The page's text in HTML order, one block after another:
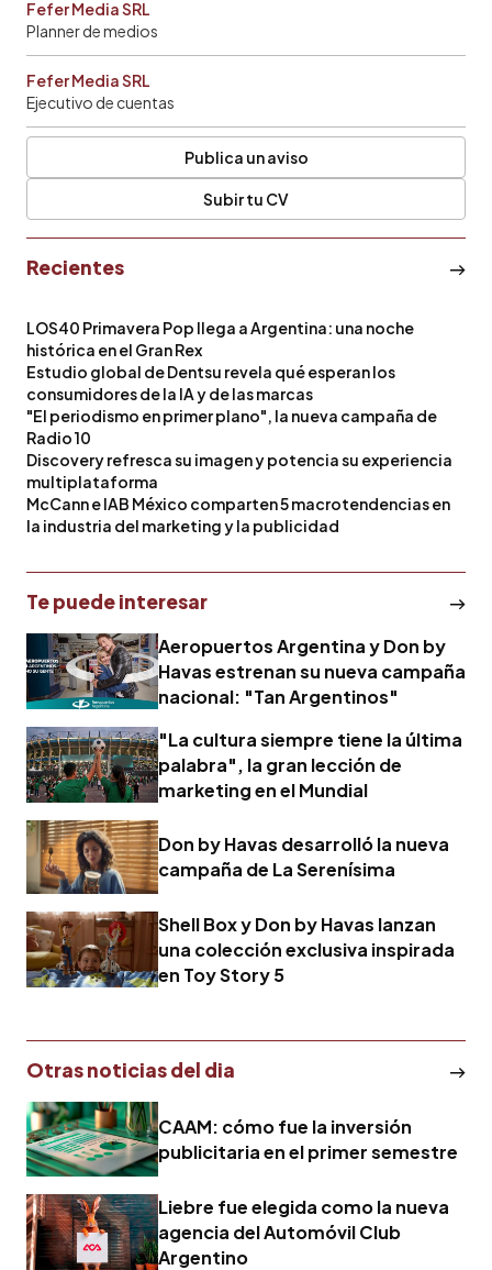
Fefer Media SRL
Planner de medios
Fefer Media SRL
Ejecutivo de cuentas
Publica un aviso
Subir tu CV
Recientes
LOS40 Primavera Pop llega a Argentina: una noche
histórica en el Gran Rex
Estudio global de Dentsu revela qué esperan los
consumidores de la IA y de las marcas
"El periodismo en primer plano", la nueva campaña de
Radio 10
Discovery refresca su imagen y potencia su experiencia
multiplataforma
McCann e IAB México comparten 5 macrotendencias en
la industria del marketing y la publicidad
Te puede interesar
Aeropuertos Argentina y Don by
Havas estrenan su nueva campaña
nacional: "Tan Argentinos"
"La cultura siempre tiene la última
palabra", la gran lección de
marketing en el Mundial
Don by Havas desarrolló la nueva
campaña de La Serenísima
Shell Box y Don by Havas lanzan
una colección exclusiva inspirada
en Toy Story 5
Otras noticias del dia
CAAM: cómo fue la inversión
publicitaria en el primer semestre
Liebre fue elegida como la nueva
agencia del Automóvil Club
Argentino